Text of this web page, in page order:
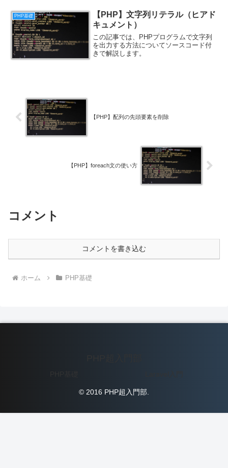
PHP基礎
【PHP】文字列リテラル（ヒアド
キュメント）
この記事では、PHPプログラムで文字列
を出力する方法についてソースコード付
きで解説します。
【PHP】配列の先頭要素を削除
【PHP】foreach文の使い方
コメント
コメントを書き込む
ホーム PHP基礎
© 2016 PHP超入門部.